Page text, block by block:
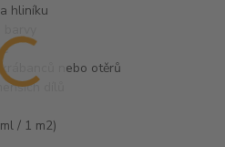
hliníku
nebo otěrů
dílů
/ 1 m2)